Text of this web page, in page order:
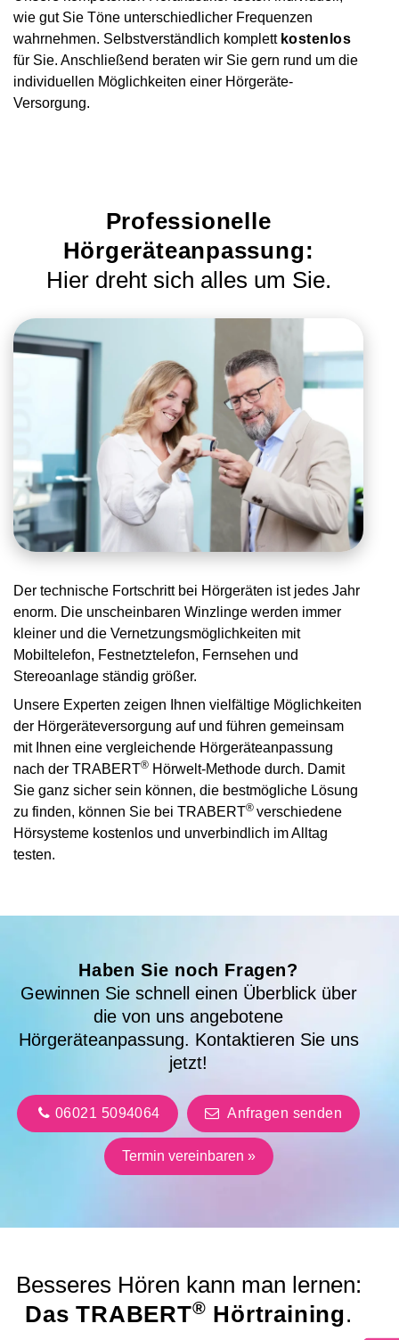
wie gut Sie Töne unterschiedlicher Frequenzen
wahrnehmen. Selbstverständlich komplett kostenlos
für Sie. Anschließend beraten wir Sie gern rund um die
individuellen Möglichkeiten einer Hörgeräte-
Versorgung.
Professionelle
Hörgeräteanpassung:
Hier dreht sich alles um Sie.
Der technische Fortschritt bei Hörgeräten ist jedes Jahr
enorm. Die unscheinbaren Winzlinge werden immer
kleiner und die Vernetzungsmöglichkeiten mit
Mobiltelefon, Festnetztelefon, Fernsehen und
Stereoanlage ständig größer.
Unsere Experten zeigen Ihnen vielfältige Möglichkeiten
der Hörgeräteversorgung auf und führen gemeinsam
mit Ihnen eine vergleichende Hörgeräteanpassung
nach der TRABERT® Hörwelt-Methode durch. Damit
Sie ganz sicher sein können, die bestmögliche Lösung
zu finden, können Sie bei TRABERT® verschiedene
Hörsysteme kostenlos und unverbindlich im Alltag
testen.
Haben Sie noch Fragen?
Gewinnen Sie schnell einen Überblick über
die von uns angebotene
Hörgeräteanpassung. Kontaktieren Sie uns
jetzt!
06021 5094064 Anfragen senden
Termin vereinbaren »
Besseres Hören kann man lernen:
Das TRABERT® Hörtraining.